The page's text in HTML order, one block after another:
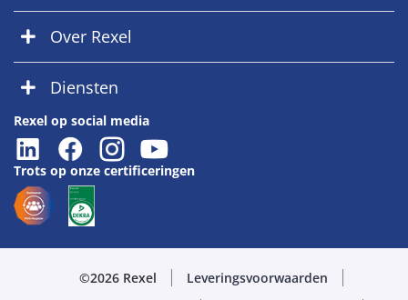
Over Rexel
Diensten
Rexel op social media
Trots op onze certificeringen
©2026 Rexel
Leveringsvoorwaarden